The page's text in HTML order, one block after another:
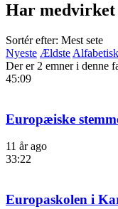
Har medvirket
Sortér efter: Mest sete
Nyeste Ældste
Der er 2 emner i denne
45:09
Europæiske
11 år ago
33:22
Europaskolen i